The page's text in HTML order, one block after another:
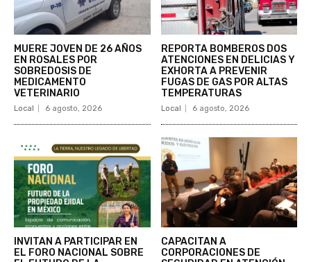
MUERE JOVEN DE 26 AÑOS
EN ROSALES POR
SOBREDOSIS DE
MEDICAMENTO
VETERINARIO
Local 6 agosto, 2026
REPORTA BOMBEROS DOS
ATENCIONES EN DELICIAS Y
EXHORTA A PREVENIR
FUGAS DE GAS POR ALTAS
TEMPERATURAS
Local 6 agosto, 2026
INVITAN A PARTICIPAR EN
EL FORO NACIONAL SOBRE
CAPACITAN A
CORPORACIONES DE